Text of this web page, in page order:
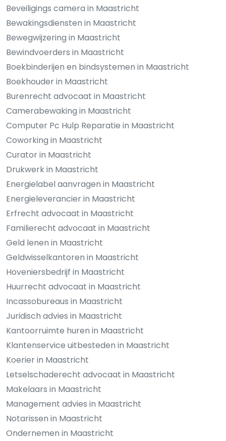
Beveiligings camera in Maastricht
Bewakingsdiensten in Maastricht
Bewegwijzering in Maastricht
Bewindvoerders in Maastricht
Boekbinderijen en bindsystemen in Maastricht
Boekhouder in Maastricht
Burenrecht advocaat in Maastricht
Camerabewaking in Maastricht
Computer Pc Hulp Reparatie in Maastricht
Coworking in Maastricht
Curator in Maastricht
Drukwerk in Maastricht
Energielabel aanvragen in Maastricht
Energieleverancier in Maastricht
Erfrecht advocaat in Maastricht
Familierecht advocaat in Maastricht
Geld lenen in Maastricht
Geldwisselkantoren in Maastricht
Hoveniersbedrijf in Maastricht
Huurrecht advocaat in Maastricht
Incassobureaus in Maastricht
Juridisch advies in Maastricht
Kantoorruimte huren in Maastricht
Klantenservice uitbesteden in Maastricht
Koerier in Maastricht
Letselschaderecht advocaat in Maastricht
Makelaars in Maastricht
Management advies in Maastricht
Notarissen in Maastricht
Ondernemen in Maastricht